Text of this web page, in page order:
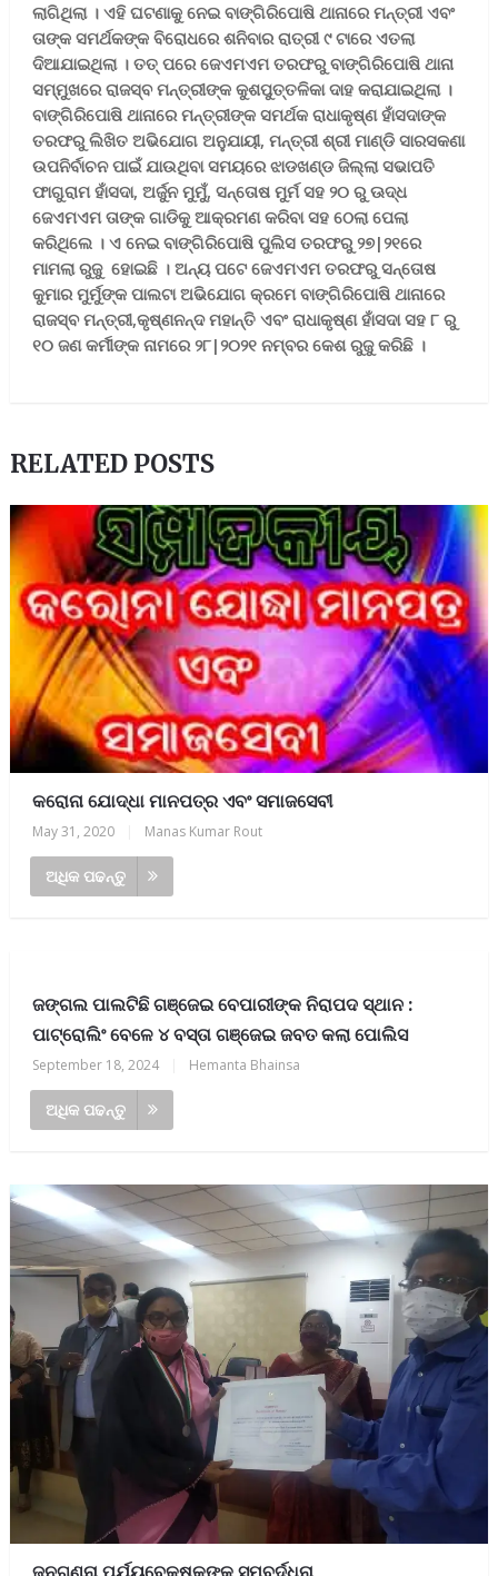
ଲାଗିଥିଲା । ଏହି ଘଟଣାକୁ ନେଇ ବାଙ୍ଗିରିପୋଷି ଥାନାରେ ମନ୍ତ୍ରୀ ଏବଂ
ତାଙ୍କ ସମର୍ଥକଙ୍କ ବିରୋଧରେ ଶନିବାର ରାତ୍ରୀ ୯ ଟାରେ ଏତଲା
ଦିଆଯାଇଥିଲା । ତତ୍ ପରେ ଜେଏମଏମ ତରଫରୁ ବାଙ୍ଗିରିପୋଷି ଥାନା
ସମ୍ମୁଖରେ ରାଜସ୍ବ ମନ୍ତ୍ରୀଙ୍କ କୁଶପୁତ୍ତଳିକା ଦାହ କରାଯାଇଥିଲା ।
ବାଙ୍ଗିରିପୋଷି ଥାନାରେ ମନ୍ତ୍ରୀଙ୍କ ସମର୍ଥକ ରାଧାକୃଷ୍ଣ ହାଁସଦାଙ୍କ
ତରଫରୁ ଲିଖିତ ଅଭିଯୋଗ ଅନୁଯାୟୀ, ମନ୍ତ୍ରୀ ଶ୍ରୀ ମାଣ୍ଡି ସାରସକଣା
ଉପନିର୍ବାଚନ ପାଇଁ ଯାଉଥିବା ସମୟରେ ଝାଡଖଣ୍ଡ ଜିଲ୍ଲା ସଭାପତି
ଫାଗୁରାମ ହାଁସଦା, ଅର୍ଜୁନ ମୁମୁଁ, ସନ୍ତୋଷ ମୁର୍ମ ସହ ୨୦ ରୁ ଊଦ୍ଧ
ଜେଏମଏମ ତାଙ୍କ ଗାଡିକୁ ଆକ୍ରମଣ କରିବା ସହ ଠେଲା ପେଲା
କରିଥିଲେ । ଏ ନେଇ ବାଙ୍ଗିରିପୋଷି ପୁଲିସ ତରଫରୁ ୨୭|୨୧ରେ
ମାମଲା ରୁଜୁ ହୋଇଛି । ଅନ୍ୟ ପଟେ ଜେଏମଏମ ତରଫରୁ ସନ୍ତୋଷ
କୁମାର ମୁର୍ମୁଙ୍କ ପାଲଟା ଅଭିଯୋଗ କ୍ରମେ ବାଙ୍ଗିରିପୋଷି ଥାନାରେ
ରାଜସ୍ବ ମନ୍ତ୍ରୀ,କୃଷ୍ଣନନ୍ଦ ମହାନ୍ତି ଏବଂ ରାଧାକୃଷ୍ଣ ହାଁସଦା ସହ ୮ ରୁ
୧୦ ଜଣ କର୍ମୀଙ୍କ ନାମରେ ୨୮|୨୦୨୧ ନମ୍ବର କେଶ ରୁଜୁ କରିଛି ।
RELATED POSTS
କରୋନା ଯୋଦ୍ଧା ମାନପତ୍ର ଏବଂ ସମାଜସେବୀ
May 31, 2020 Manas Kumar Rout
ଅଧିକ ପଢନ୍ତୁ
ଜଙ୍ଗଲ ପାଲଟିଛି ଗଞ୍ଜେଇ ବେପାରୀଙ୍କ ନିରାପଦ ସ୍ଥାନ :
ପାଟ୍ରୋଲିଂ ବେଳେ ୪ ବସ୍ତା ଗଞ୍ଜେଇ ଜବତ କଲା ପୋଲିସ
September 18, 2024 Hemanta Bhainsa
ଅଧିକ ପଢନ୍ତୁ
ଜନଗଣନା ପର୍ଯ୍ୟବେକ୍ଷକଙ୍କୁ ସମ୍ବର୍ଦ୍ଧନା